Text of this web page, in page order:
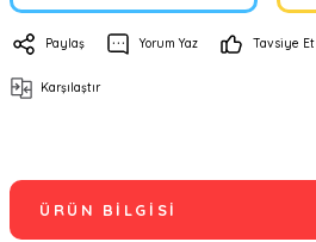
Paylaş Yorum Yaz Tavsiye Et
Karşılaştır
ÜRÜN BILGISI